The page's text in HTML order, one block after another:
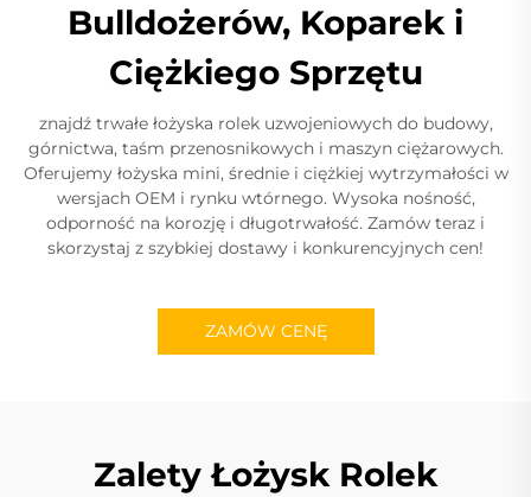
Bulldożerów, Koparek i
Ciężkiego Sprzętu
znajdź trwałe łożyska rolek uzwojeniowych do budowy,
górnictwa, taśm przenosnikowych i maszyn ciężarowych.
Oferujemy łożyska mini, średnie i ciężkiej wytrzymałości w
wersjach OEM i rynku wtórnego. Wysoka nośność,
odporność na korozję i długotrwałość. Zamów teraz i
skorzystaj z szybkiej dostawy i konkurencyjnych cen!
ZAMÓW CENĘ
Zalety Łożysk Rolek